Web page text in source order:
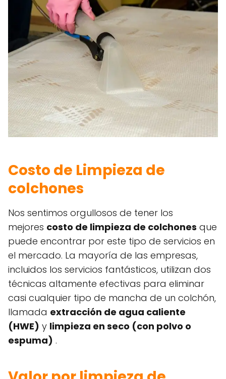
Costo de Limpieza de
colchones
Nos sentimos orgullosos de tener los
mejores costo de limpieza de colchones que
puede encontrar por este tipo de servicios en
el mercado. La mayoría de las empresas,
incluidos los servicios fantásticos, utilizan dos
técnicas altamente efectivas para eliminar
casi cualquier tipo de mancha de un colchón,
llamada extracción de agua caliente
(HWE) y limpieza en seco (con polvo o
espuma) .